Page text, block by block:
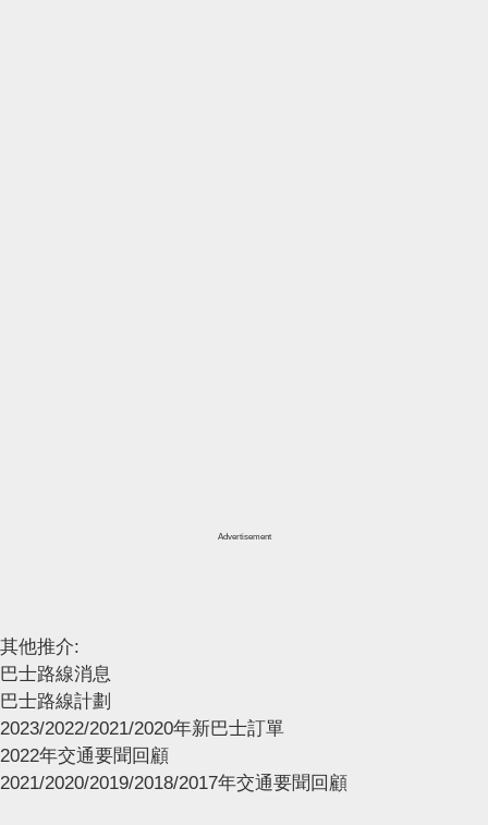
Advertisement
其他推介:
巴士路線消息
巴士路線計劃
2023/2022/2021/2020年新巴士訂單
2022年交通要聞回顧
2021/2020/2019/2018/2017年交通要聞回顧